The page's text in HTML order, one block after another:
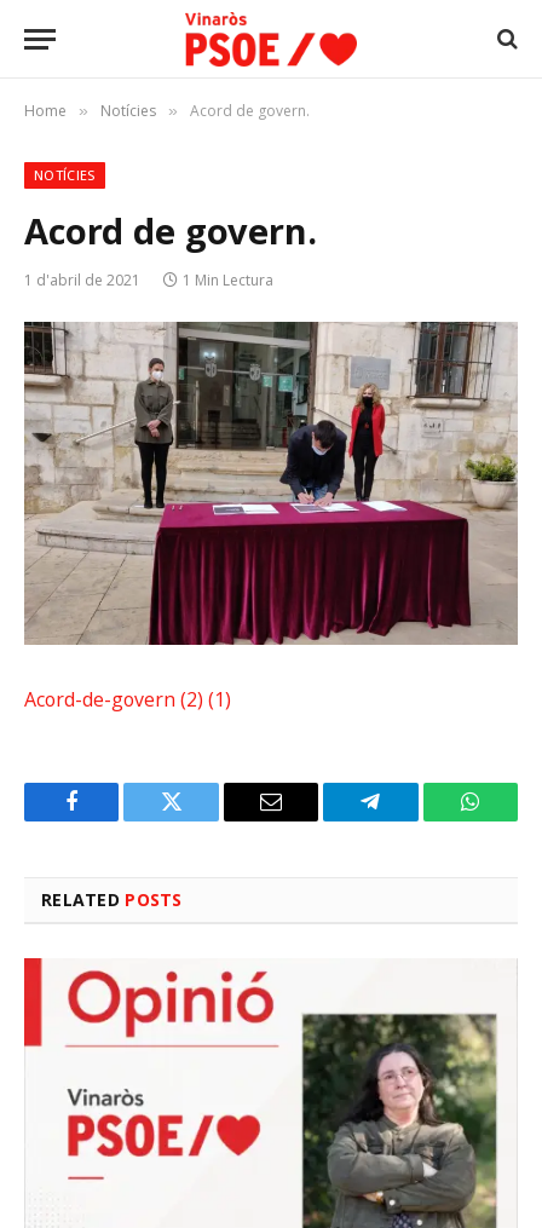
Home » Notícies » Acord de govern.
NOTÍCIES
Acord de govern.
1 d'abril de 2021 1 Min Lectura
Acord-de-govern (2) (1)
Facebook Twitter Email Telegram
RELATED POSTS